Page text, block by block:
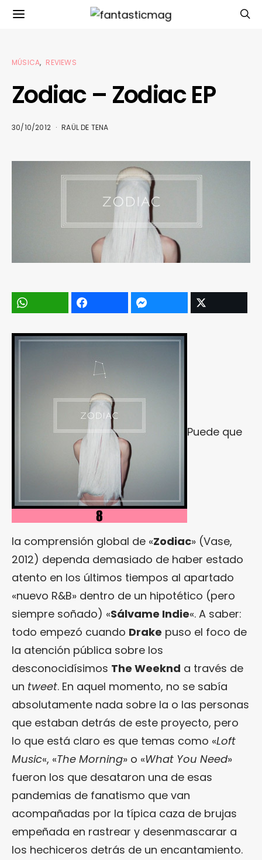
MÚSICA REVIEWS
Zodiac – Zodiac EP
30/10/2012 RAÜL DE TENA
Puede que
la comprensión global de «Zodiac» (Vase,
2012) dependa demasiado de haber estado
atento en los últimos tiempos al apartado
«nuevo R&B» dentro de un hipotético (pero
siempre soñado) «Sálvame Indie«. A saber:
todo empezó cuando Drake puso el foco de
la atención pública sobre los
desconocidísimos The Weeknd a través de
un tweet. En aquel momento, no se sabía
absolutamente nada sobre la o las personas
que estaban detrás de este proyecto, pero
lo que está claro es que temas como «Loft
Music«, «The Morning» o «What You Need»
fueron los que desataron una de esas
pandemias de fanatismo que van
acompañadas por la típica caza de brujas
empeñada en rastrear y desenmascarar a
los hechiceros detrás de un encantamiento.